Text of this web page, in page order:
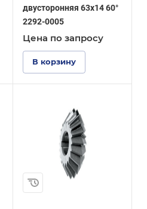
двусторонняя 63x14 60°
2292-0005
Цена по запросу
В корзину